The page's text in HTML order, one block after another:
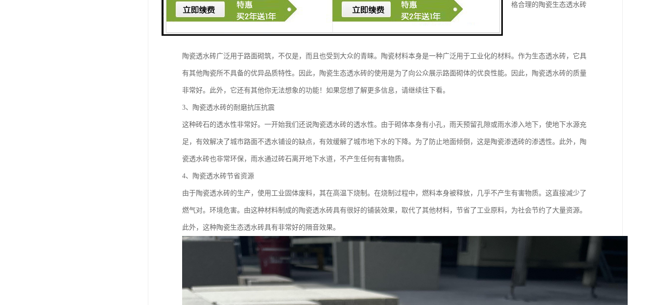
目。它消耗人力和物力资源以及财政资源。因此，生态陶瓷透水砖的耐久性为大众提供了的安全性和安心。价格合理的陶瓷生态透水砖
为城市增添了一种新的“新衣”，给市民带来了全新的体验。
陶瓷透水砖广泛用于路面砌筑，不仅是，而且也受到大众的青睐。陶瓷材料本身是一种广泛用于工业化的材料。作为生态透水砖，它具
有其他陶瓷所不具备的优异品质特性。因此，陶瓷生态透水砖的使用是为了向公众展示路面砌体的优良性能。因此，陶瓷透水砖的质量
非常好。此外，它还有其他你无法想象的功能！如果您想了解更多信息，请继续往下看。
3、陶瓷透水砖的耐磨抗压抗震
这种砖石的透水性非常好。一开始我们还说陶瓷透水砖的透水性。由于砌体本身有小孔，雨天预留孔隙或雨水渗入地下，使地下水源充
足，有效解决了城市路面不透水铺设的缺点，有效缓解了城市地下水的下降。为了防止地面倾倒，这是陶瓷渗透砖的渗透性。此外，陶
瓷透水砖也非常环保，雨水通过砖石离开地下水道，不产生任何有害物质。
4、陶瓷透水砖节省资源
由于陶瓷透水砖的生产，使用工业固体废料，其在高温下烧制。在烧制过程中，燃料本身被释放，几乎不产生有害物质。这直接减少了
燃气对。环境危害。由这种材料制成的陶瓷透水砖具有很好的铺装效果，取代了其他材料，节省了工业原料，为社会节约了大量资源。
此外，这种陶瓷生态透水砖具有非常好的隔音效果。